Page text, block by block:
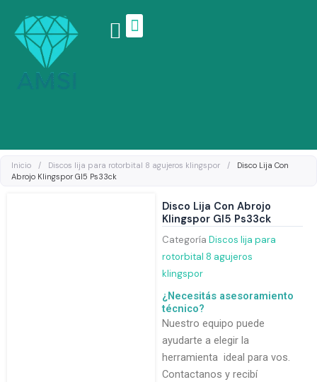
contenido
Inicio / Discos lija para rotorbital 8 agujeros klingspor /
Disco Lija Con
Abrojo Klingspor Gl5 Ps33ck
Disco Lija Con Abrojo
Klingspor Gl5 Ps33ck
Categoría Discos lija para
rotorbital 8 agujeros
klingspor
¿Necesitás asesoramiento
técnico?
Nuestro equipo puede
ayudarte a elegir la
herramienta ideal para vos.
Contactanos y recibí